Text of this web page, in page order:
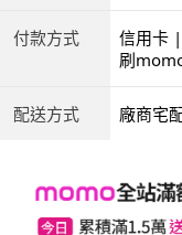
付款方式
信用卡
商付款
刷
配送方式 廠商宅